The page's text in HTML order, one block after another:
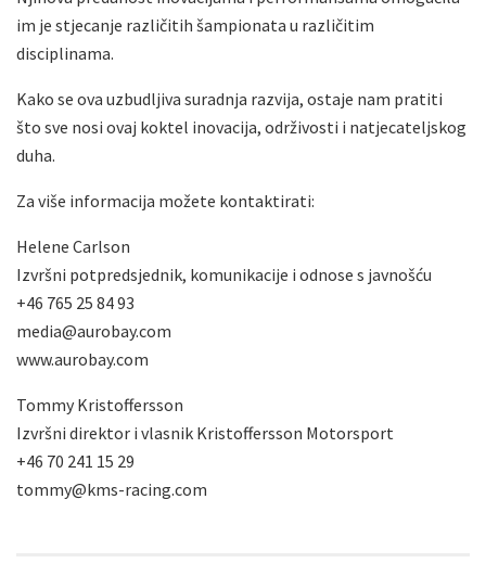
im je stjecanje različitih šampionata u različitim
disciplinama.
Kako se ova uzbudljiva suradnja razvija, ostaje nam pratiti
što sve nosi ovaj koktel inovacija, održivosti i natjecateljskog
duha.
Za više informacija možete kontaktirati:
Helene Carlson
Izvršni potpredsjednik, komunikacije i odnose s javnošću
+46 765 25 84 93
media@aurobay.com
www.aurobay.com
Tommy Kristoffersson
Izvršni direktor i vlasnik Kristoffersson Motorsport
+46 70 241 15 29
tommy@kms-racing.com